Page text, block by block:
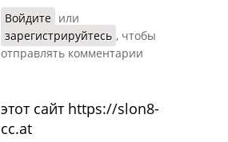
Войдите или
зарегистрируйтесь , чтобы
отправлять комментарии
этот сайт https://slon8-
cc.at